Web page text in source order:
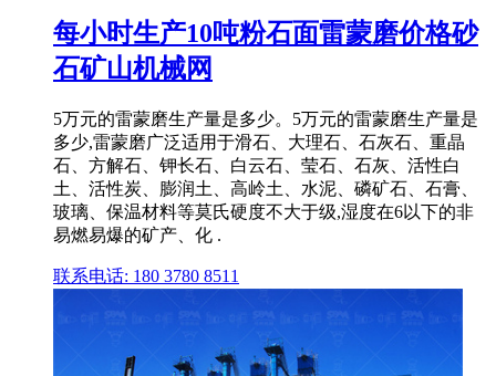
每小时生产10吨粉石面雷蒙磨价格砂
石矿山机械网
5万元的雷蒙磨生产量是多少。5万元的雷蒙磨生产量是
多少,雷蒙磨广泛适用于滑石、大理石、石灰石、重晶
石、方解石、钾长石、白云石、莹石、石灰、活性白
土、活性炭、膨润土、高岭土、水泥、磷矿石、石膏、
玻璃、保温材料等莫氏硬度不大于级,湿度在6以下的非
易燃易爆的矿产、化 .
联系电话: 180 3780 8511